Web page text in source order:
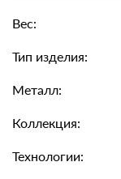
Вес:
Тип изделия:
Металл:
Коллекция:
Технологии: